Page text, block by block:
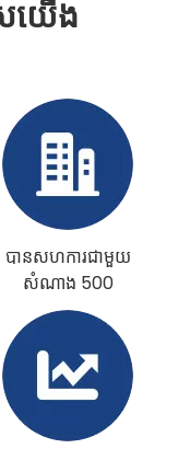
យើង
បានសហការជាមួយ
សំណាង 500